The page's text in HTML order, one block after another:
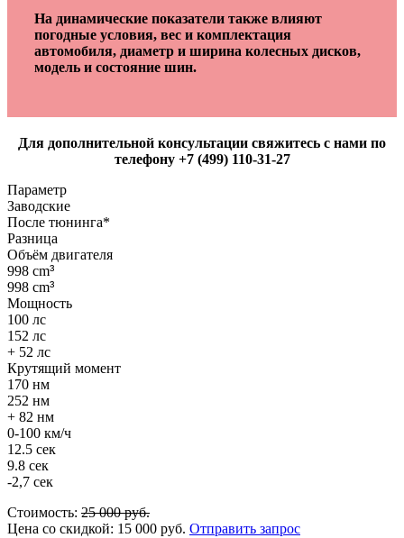
На динамические показатели также влияют
погодные условия, вес и комплектация
автомобиля, диаметр и ширина колесных дисков,
модель и состояние шин.
Для дополнительной консультации свяжитесь с нами по
телефону +7 (499) 110-31-27
Параметр
Заводские
После тюнинга*
Разница
Объём двигателя
998 cm³
998 cm³
Мощность
100 лс
152 лс
+ 52 лс
Крутящий момент
170 нм
252 нм
+ 82 нм
0-100 км/ч
12.5 сек
9.8 сек
-2,7 сек
Стоимость: 25 000руб.
Цена со скидкой: 15 000 руб. Отправить запрос